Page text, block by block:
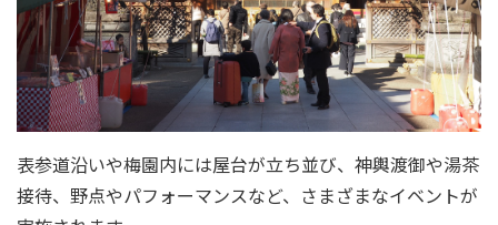
表参道沿いや梅園内には屋台が立ち並び、神輿渡御や湯茶
接待、野点やパフォーマンスなど、さまざまなイベントが